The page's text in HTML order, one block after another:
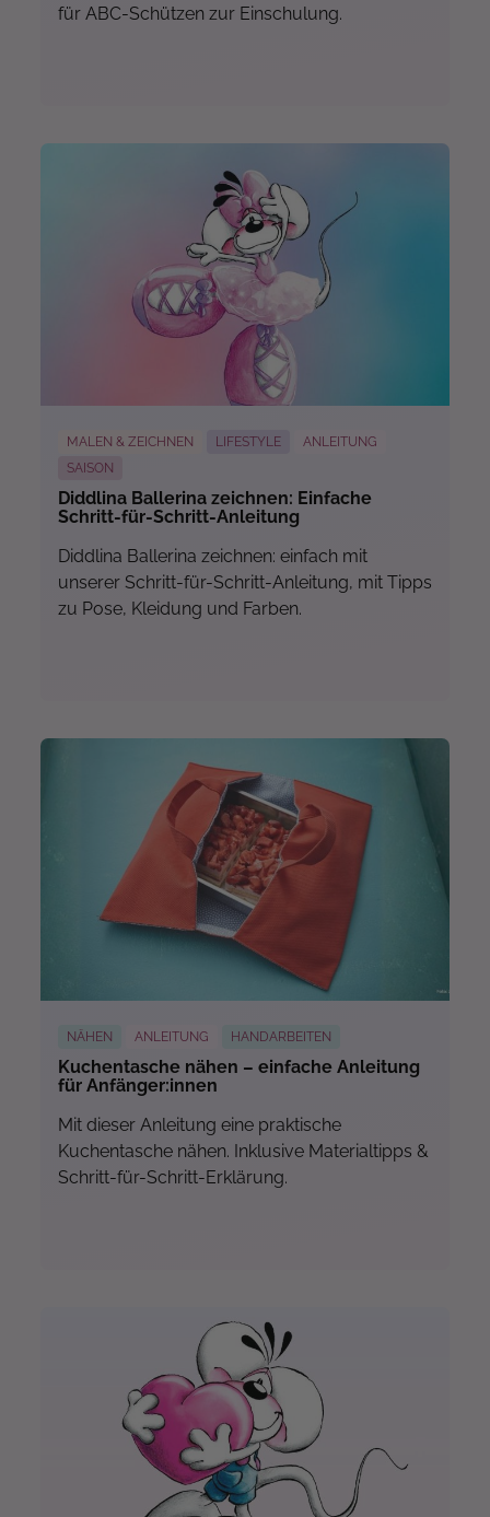
für ABC-Schützen zur Einschulung.
Mehr...
MALEN & ZEICHNEN LIFESTYLE
ANLEITUNG
SAISON
Diddlina Ballerina zeichnen: Einfache
Schritt-für-Schritt-Anleitung
Diddlina Ballerina zeichnen: einfach mit
unserer Schritt-für-Schritt-Anleitung, mit Tipps
zu Pose, Kleidung und Farben.
Mehr...
NÄHEN ANLEITUNG HANDARBEITEN
Kuchentasche nähen – einfache Anleitung
für Anfänger:innen
Mit dieser Anleitung eine praktische
Kuchentasche nähen. Inklusive Materialtipps &
Schritt-für-Schritt-Erklärung.
Mehr...